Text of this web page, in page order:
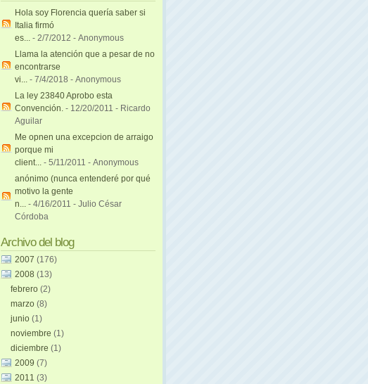
Hola soy Florencia quería saber si
Italia firmó
es... - 2/7/2012 - Anonymous
Llama la atención que a pesar de no
encontrarse
vi... - 7/4/2018 - Anonymous
La ley 23840 Aprobo esta
Convención. - 12/20/2011 - Ricardo
Aguilar
Me opnen una excepcion de arraigo
porque mi
client... - 5/11/2011 - Anonymous
anónimo (nunca entenderé por qué
motivo la gente
n... - 4/16/2011 - Julio César
Córdoba
Archivo del blog
2007 (176)
2008 (13)
febrero(2)
marzo(8)
junio(1)
noviembre(1)
diciembre(1)
2009 (7)
2011 (3)